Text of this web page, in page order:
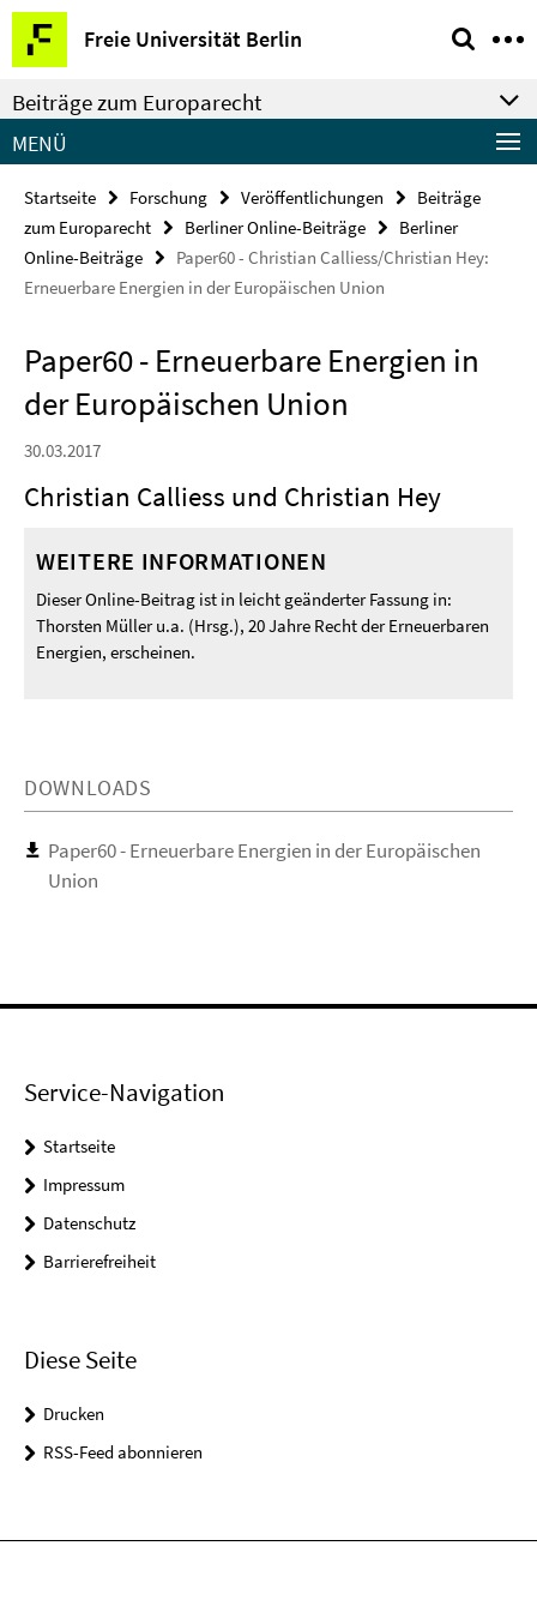
Springe
direkt
zu
Inhalt
Freie Universität Berlin
Service-
Navigation
Beiträge zum Europarecht
MENÜ
Startseite Forschung Veröffentlichungen
Beiträge
zum Europarecht
Berliner Online-Beiträge
Berliner
Online-Beiträge
Paper60 - Christian Calliess/Christian Hey:
Erneuerbare Energien in der Europäischen Union
Paper60 - Erneuerbare Energien in
der Europäischen Union
30.03.2017
Christian Calliess und Christian Hey
WEITERE INFORMATIONEN
Dieser Online-Beitrag ist in leicht geänderter Fassung in:
Thorsten Müller u.a. (Hrsg.), 20 Jahre Recht der Erneuerbaren
Energien, erscheinen.
DOWNLOADS
Paper60 - Erneuerbare Energien in der Europäischen
Union
Service-Navigation
Startseite
Impressum
Datenschutz
Barrierefreiheit
Diese Seite
Drucken
RSS-Feed abonnieren